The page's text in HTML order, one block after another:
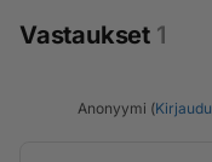
Vastaukset 1
Anonyymi (Kirjaudu